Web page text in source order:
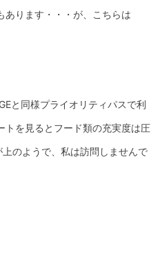
あります・・・が、こちらは
と同様プライオリティパスで利
トを見るとフード類の充実度は圧
のようで、私は訪問しませんで